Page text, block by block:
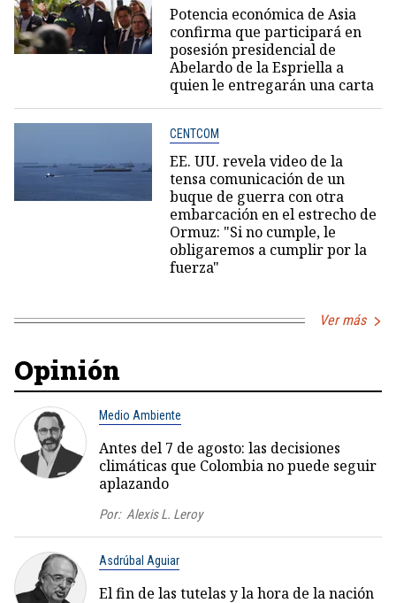
Potencia económica de Asia
confirma que participará en
posesión presidencial de
Abelardo de la Espriella a
quien le entregarán una carta
CENTCOM
EE. UU. revela video de la
tensa comunicación de un
buque de guerra con otra
embarcación en el estrecho de
Ormuz: "Si no cumple, le
obligaremos a cumplir por la
fuerza"
Ver más
Opinión
Medio Ambiente
Antes del 7 de agosto: las decisiones
climáticas que Colombia no puede seguir
aplazando
Por: Alexis L. Leroy
Asdrúbal Aguiar
El fin de las tutelas y la hora de la nación